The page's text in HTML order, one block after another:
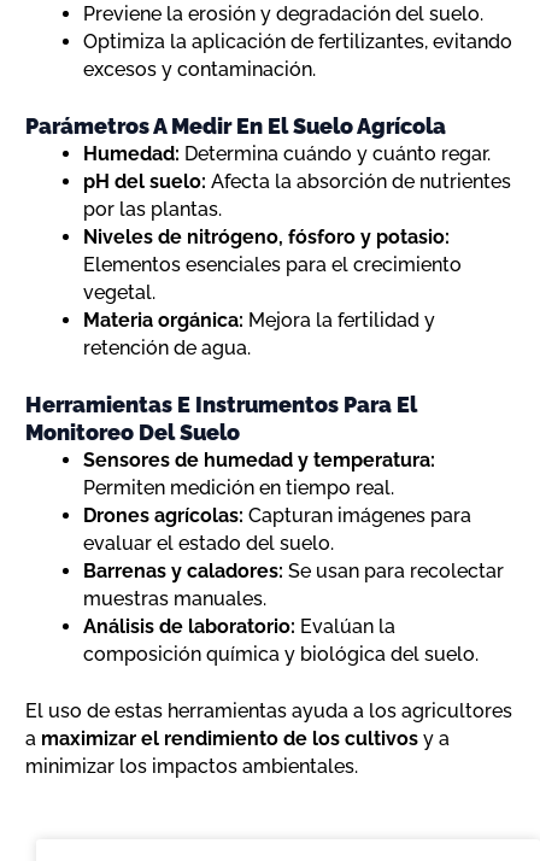
Previene la erosión y degradación del suelo.
Optimiza la aplicación de fertilizantes, evitando
excesos y contaminación.
Parámetros A Medir En El Suelo Agrícola
Humedad: Determina cuándo y cuánto regar.
pH del suelo: Afecta la absorción de nutrientes
por las plantas.
Niveles de nitrógeno, fósforo y potasio:
Elementos esenciales para el crecimiento
vegetal.
Materia orgánica: Mejora la fertilidad y
retención de agua.
Herramientas E Instrumentos Para El
Monitoreo Del Suelo
Sensores de humedad y temperatura:
Permiten medición en tiempo real.
Drones agrícolas: Capturan imágenes para
evaluar el estado del suelo.
Barrenas y caladores: Se usan para recolectar
muestras manuales.
Análisis de laboratorio: Evalúan la
composición química y biológica del suelo.
El uso de estas herramientas ayuda a los agricultores
a maximizar el rendimiento de los cultivos y a
minimizar los impactos ambientales.